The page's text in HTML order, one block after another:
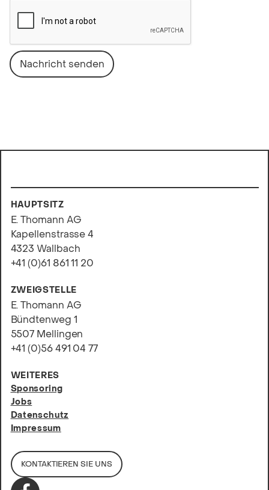
HAUPTSITZ
E. Thomann AG
Kapellenstrasse 4
4323 Wallbach
+41 (0)61 861 11 20
ZWEIGSTELLE
E. Thomann AG
Bündtenweg 1
5507 Mellingen
+41 (0)56 491 04 77
WEITERES
Sponsoring
Jobs
Datenschutz
Impressum
KONTAKTIEREN SIE UNS